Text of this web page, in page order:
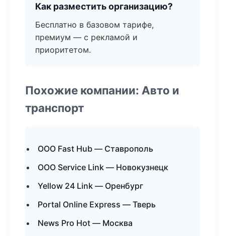
Как разместить организацию?
Бесплатно в базовом тарифе,
премиум — с рекламой и
приоритетом.
Похожие компании: Авто и
транспорт
ООО Fast Hub — Ставрополь
ООО Service Link — Новокузнецк
Yellow 24 Link — Оренбург
Portal Online Express — Тверь
News Pro Hot — Москва